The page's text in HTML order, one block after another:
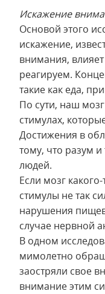
Искажение
Основой этого
искажение,
внимания,
реагируем.
такие как еда,
По сути, наш
стимулах,
Достижения в
тому, что разум
людей.
Если мозг
стимулы не так
нарушения
случае нервной
В одном
мимолетно
заостряли свое
внимание этим